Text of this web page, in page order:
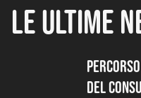
Le ultime
del